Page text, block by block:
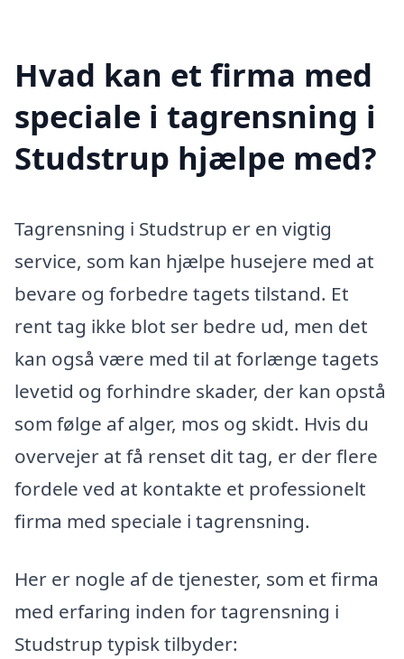
Hvad kan et firma med
speciale i tagrensning i
Studstrup hjælpe med?
Tagrensning i Studstrup er en vigtig
service, som kan hjælpe husejere med at
bevare og forbedre tagets tilstand. Et
rent tag ikke blot ser bedre ud, men det
kan også være med til at forlænge tagets
levetid og forhindre skader, der kan opstå
som følge af alger, mos og skidt. Hvis du
overvejer at få renset dit tag, er der flere
fordele ved at kontakte et professionelt
firma med speciale i tagrensning.
Her er nogle af de tjenester, som et firma
med erfaring inden for tagrensning i
Studstrup typisk tilbyder: